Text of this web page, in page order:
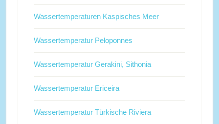
Wassertemperaturen Kaspisches Meer
Wassertemperatur Peloponnes
Wassertemperatur Gerakini, Sithonia
Wassertemperatur Ericeira
Wassertemperatur Türkische Riviera